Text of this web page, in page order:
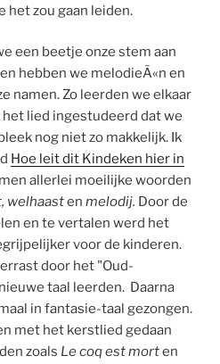
het zou gaan leiden.
een beetje onze stem aan
hebben we melodieÃ«n en
namen. Zo leerden we elkaar
het lied ingestudeerd dat we
nog niet zo makkelijk. Ik
Hoe leit dit Kindeken hier in
allerlei moeilijke woorden
welhaasten melodij. Door de
en te vertalen werd het
voor de kinderen.
door het "Oud-
taal leerden. Daarna
in fantasie-taal gezongen.
met het kerstlied gedaan
zoals Le coq est morten